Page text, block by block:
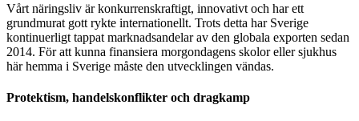
Vårt näringsliv är konkurrenskraftigt, innovativt och har ett
grundmurat gott rykte internationellt. Trots detta har Sverige
kontinuerligt tappat marknadsandelar av den globala exporten sedan
2014. För att kunna finansiera morgondagens skolor eller sjukhus
här hemma i Sverige måste den utvecklingen vändas.
Protektism, handelskonflikter och dragkamp